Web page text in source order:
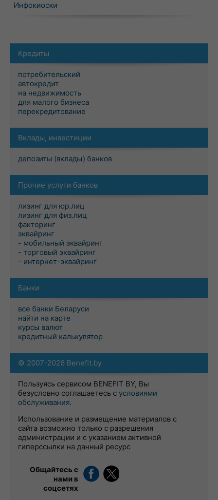
Инфокиоски
Кредиты
потребительский
автокредит
на недвижимость
для малого бизнеса
перекредитование
Вклады, инвестиции
депозиты (вклады) банков
Прочие услуги банков
лизинг для юр.лиц
лизинг для физ.лиц
факторинг
эквайринг
- мобильный эквайринг
- торговый эквайринг
- интернет-эквайринг
Банки
все банки Беларуси
найти на карте
курсы валют
кредитный калькулятор
© 2007-2026 Benefit.by
Пользуясь сервисом BENEFIT BY, Вы
безусловно соглашаетесь с условиями
обслуживания.
Использование и размещение материалов с
сайта возможно только с разрешения
администрации и с указанием активной
гиперссылки на данный ресурс
Общайтесь с
нами в
соцсетях